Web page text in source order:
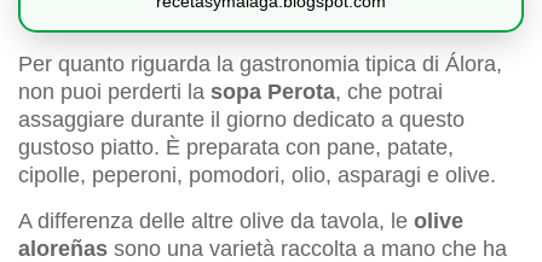
Per quanto riguarda la gastronomia tipica di Álora,
non puoi perderti la sopa Perota, che potrai
assaggiare durante il giorno dedicato a questo
gustoso piatto. È preparata con pane, patate,
cipolle, peperoni, pomodori, olio, asparagi e olive.
A differenza delle altre olive da tavola, le olive
aloreñas sono una varietà raccolta a mano che ha